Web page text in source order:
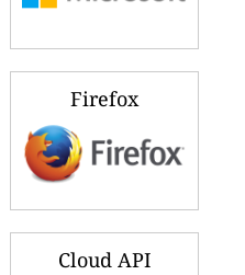
Firefox
Cloud API